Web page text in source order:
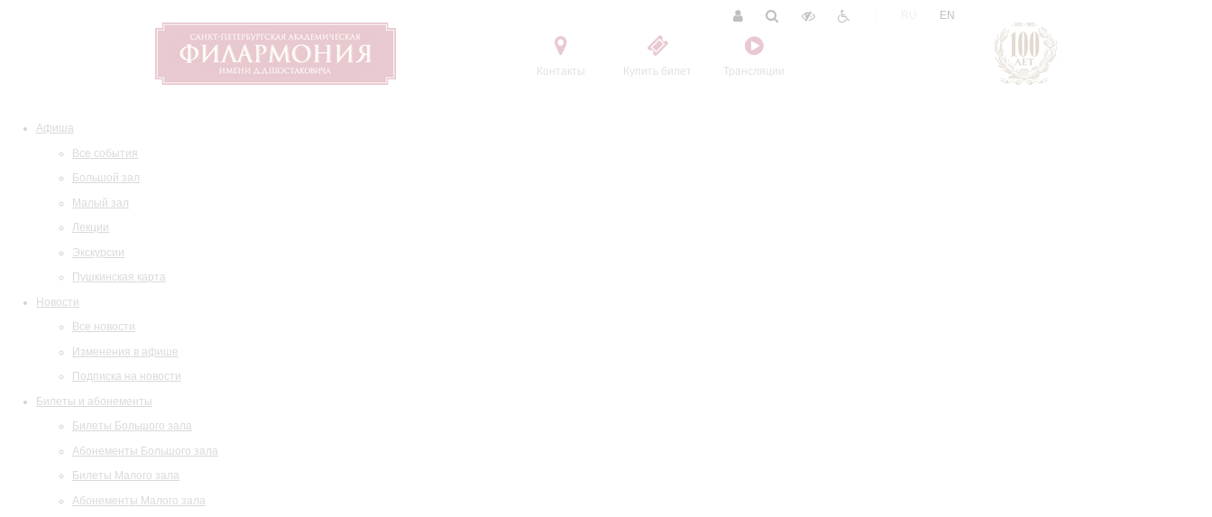
Контакты Купить билет Трансляции
EN
Афиша
Все события
Большой зал
Малый зал
Лекции
Экскурсии
Пушкинская карта
Новости
Все новости
Изменения в афише
Подписка на новости
Билеты и абонементы
Билеты Большого зала
Абонементы Большого зала
Билеты Малого зала
Абонементы Малого зала